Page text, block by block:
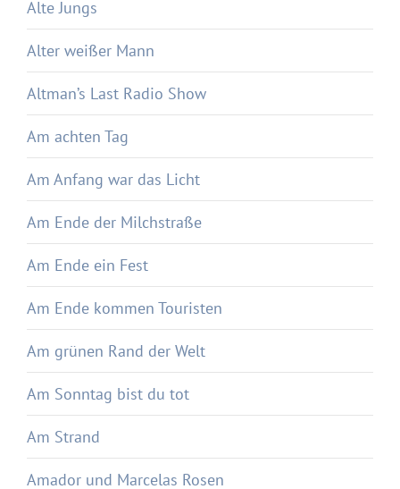
Alte Jungs
Alter weißer Mann
Altman’s Last Radio Show
Am achten Tag
Am Anfang war das Licht
Am Ende der Milchstraße
Am Ende ein Fest
Am Ende kommen Touristen
Am grünen Rand der Welt
Am Sonntag bist du tot
Am Strand
Amador und Marcelas Rosen